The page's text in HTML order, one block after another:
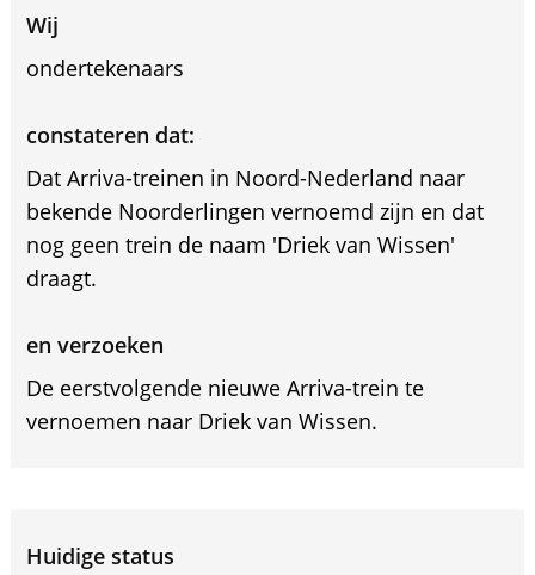
Wij
ondertekenaars
constateren dat:
Dat Arriva-treinen in Noord-Nederland naar
bekende Noorderlingen vernoemd zijn en dat
nog geen trein de naam 'Driek van Wissen'
draagt.
en verzoeken
De eerstvolgende nieuwe Arriva-trein te
vernoemen naar Driek van Wissen.
Huidige status